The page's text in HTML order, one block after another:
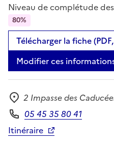
Niveau de complétude
80%
Télécharger la fiche
Modifier ces
Adresse
2 Impasse des
Téléphone
05 45 35 80 41
Itinéraire